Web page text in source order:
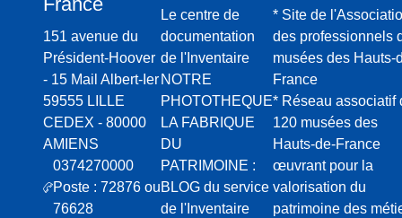
puis la
Rochet
te
Cenpa,
devenu
e usine
de
ferblan
terie
151 avenue du
Président-Hoover
- 15 Mail Albert-Ier
59555 LILLE
CEDEX - 80000
AMIENS
0374270000
Poste : 72876 ou
76628
Le centre de
documentation
de l'Inventaire
NOTRE
PHOTOTHEQUE
LA FABRIQUE
DU
PATRIMOINE :
BLOG du service
de l'Inventaire
* Site de
des professionnels
musées des Hauts-
France
* Réseau associatif
120 musées des
Hauts-de-France
œuvrant pour la
valorisation du
patrimoine des